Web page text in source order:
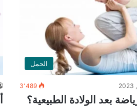
الحمل
3٬489
بعد الولادة الطبيعية؟